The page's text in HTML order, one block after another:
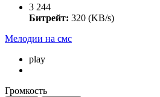
3 244
Битрейт: 320 (KB/s)
Мелодии на смс
play
Громкость